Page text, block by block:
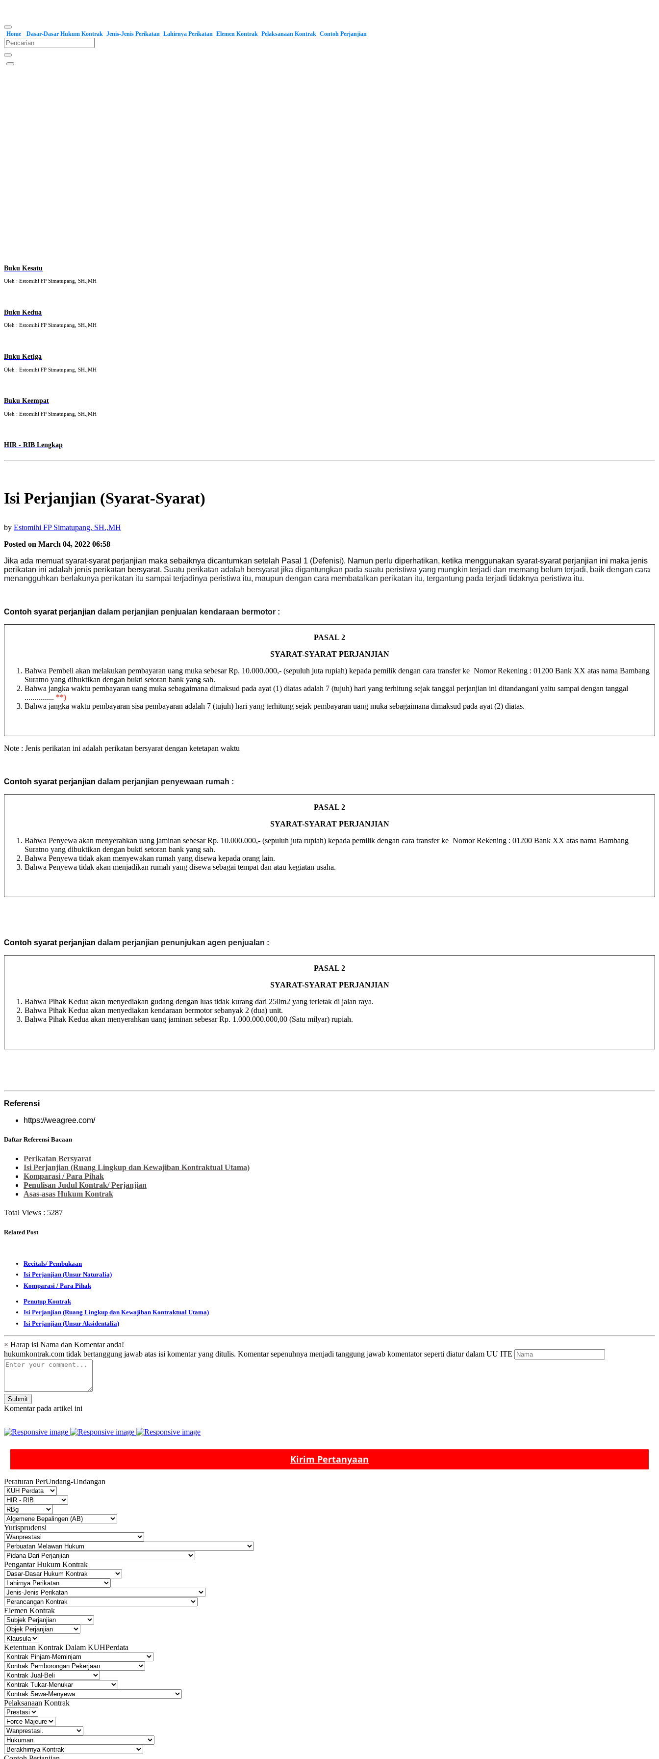
Home Dasar-Dasar Hukum Kontrak Jenis-Jenis Perikatan Lahirnya Perikatan Elemen Kontrak Pelaksanaan Kontrak Contoh Perjanjian
Buku Kesatu
Oleh : Estomihi FP Simatupang, SH.,MH
Buku Kedua
Oleh : Estomihi FP Simatupang, SH.,MH
Buku Ketiga
Oleh : Estomihi FP Simatupang, SH.,MH
Buku Keempat
Oleh : Estomihi FP Simatupang, SH.,MH
HIR - RIB Lengkap
Isi Perjanjian (Syarat-Syarat)
by Estomihi FP Simatupang, SH.,MH
Posted on March 04, 2022 06:58
Jika ada memuat syarat-syarat perjanjian maka sebaiknya dicantumkan setelah Pasal 1 (Defenisi). Namun perlu diperhatikan, ketika menggunakan syarat-syarat perjanjian ini maka jenis
perikatan ini adalah jenis perikatan bersyarat. Suatu perikatan adalah bersyarat jika digantungkan pada suatu peristiwa yang mungkin terjadi dan memang belum terjadi, baik dengan cara
menangguhkan berlakunya perikatan itu sampai terjadinya peristiwa itu, maupun dengan cara membatalkan perikatan itu, tergantung pada terjadi tidaknya peristiwa itu.
Contoh syarat perjanjian dalam perjanjian penjualan kendaraan bermotor :
PASAL 2
SYARAT-SYARAT PERJANJIAN
Bahwa Pembeli akan melakukan pembayaran uang muka sebesar Rp. 10.000.000,- (sepuluh juta rupiah) kepada pemilik dengan cara transfer ke Nomor Rekening : 01200 Bank XX atas nama Bambang
Suratno yang dibuktikan dengan bukti setoran bank yang sah.
Bahwa jangka waktu pembayaran uang muka sebagaimana dimaksud pada ayat (1) diatas adalah 7 (tujuh) hari yang terhitung sejak tanggal perjanjian ini ditandangani yaitu sampai dengan tanggal
............... **)
Bahwa jangka waktu pembayaran sisa pembayaran adalah 7 (tujuh) hari yang terhitung sejak pembayaran uang muka sebagaimana dimaksud pada ayat (2) diatas.
Note : Jenis perikatan ini adalah perikatan bersyarat dengan ketetapan waktu
Contoh syarat perjanjian dalam perjanjian penyewaan rumah :
PASAL 2
SYARAT-SYARAT PERJANJIAN
Bahwa Penyewa akan menyerahkan uang jaminan sebesar Rp. 10.000.000,- (sepuluh juta rupiah) kepada pemilik dengan cara transfer ke Nomor Rekening : 01200 Bank XX atas nama Bambang
Suratno yang dibuktikan dengan bukti setoran bank yang sah.
Bahwa Penyewa tidak akan menyewakan rumah yang disewa kepada orang lain.
Bahwa Penyewa tidak akan menjadikan rumah yang disewa sebagai tempat dan atau kegiatan usaha.
Contoh syarat perjanjian dalam perjanjian penunjukan agen penjualan :
PASAL 2
SYARAT-SYARAT PERJANJIAN
Bahwa Pihak Kedua akan menyediakan gudang dengan luas tidak kurang dari 250m2 yang terletak di jalan raya.
Bahwa Pihak Kedua akan menyediakan kendaraan bermotor sebanyak 2 (dua) unit.
Bahwa Pihak Kedua akan menyerahkan uang jaminan sebesar Rp. 1.000.000.000,00 (Satu milyar) rupiah.
Referensi
https://weagree.com/
Daftar Referensi Bacaan
Perikatan Bersyarat
Isi Perjanjian (Ruang Lingkup dan Kewajiban Kontraktual Utama)
Komparasi / Para Pihak
Penulisan Judul Kontrak/ Perjanjian
Asas-asas Hukum Kontrak
Total Views : 5287
Related Post
Recitals/ Pembukaan
Isi Perjanjian (Unsur Naturalia)
Komparasi / Para Pihak
Penutup Kontrak
Isi Perjanjian (Ruang Lingkup dan Kewajiban Kontraktual Utama)
Isi Perjanjian (Unsur Aksidentalia)
× Harap isi Nama dan Komentar anda!
hukumkontrak.com tidak bertanggung jawab atas isi komentar yang ditulis. Komentar sepenuhnya menjadi tanggung jawab komentator seperti diatur dalam UU ITE
Submit
Komentar pada artikel ini
Kirim Pertanyaan
Peraturan PerUndang-Undangan
Yurisprudensi
Pengantar Hukum Kontrak
Elemen Kontrak
Ketentuan Kontrak Dalam KUHPerdata
Pelaksanaan Kontrak